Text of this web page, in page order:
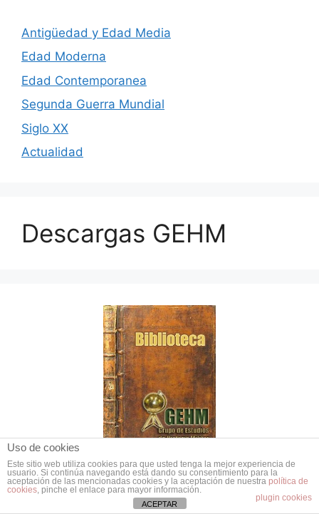
Antigüedad y Edad Media
Edad Moderna
Edad Contemporanea
Segunda Guerra Mundial
Siglo XX
Actualidad
Descargas GEHM
Uso de cookies
Este sitio web utiliza cookies para que usted tenga la mejor experiencia de
usuario. Si continúa navegando está dando su consentimiento para la
aceptación de las mencionadas cookies y la aceptación de nuestra política de
cookies, pinche el enlace para mayor información.
plugin cookies
ACEPTAR